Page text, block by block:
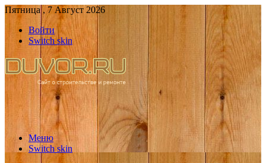
Пятница , 7 Август 2026
Войти
Switch skin
Меню
Switch skin